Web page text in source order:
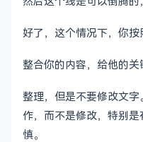
好了，这个情况下，你按
整合你的内容，给他的关
整理，但是不要修改文
作，而不是修改，特别
慎。